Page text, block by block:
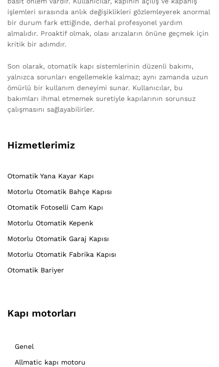
işlemleri sırasında anlık değişiklikleri gözlemleyerek anormal
bir durum fark ettiğinde, derhal profesyonel yardım
almalıdır. Proaktif olmak, olası arızaların önüne geçmek için
kritik bir adımdır.
Son olarak, otomatik kapı sistemlerinin düzenli bakımı,
yalnızca sorunları engellemekle kalmaz; aynı zamanda uzun
ömürlü bir kullanım deneyimi sunar. Kullanıcılar, bu
bakımları ihmal etmemek suretiyle kapılarının sorunsuz
çalışmasını sağlayabilirler.
Hizmetlerimiz
Otomatik Yana Kayar Kapı
Motorlu Otomatik Bahçe Kapısı
Otomatik Fotoselli Cam Kapı
Motorlu Otomatik Kepenk
Motorlu Otomatik Garaj Kapısı
Motorlu Otomatik Fabrika Kapısı
Otomatik Bariyer
Kapı motorları
Genel
Allmatic kapı motoru